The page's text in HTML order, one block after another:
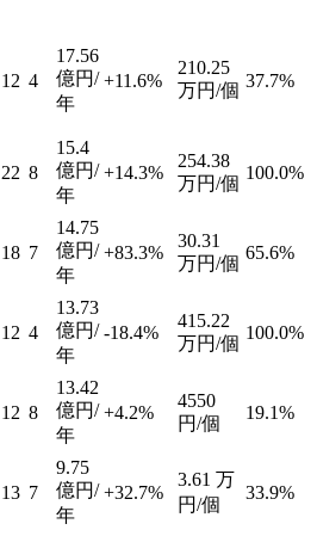
12 4
17.56
億円/
年
+11.6%
210.25
万円/個 37.7%
22 8
15.4
億円/
年
+14.3%
254.38
万円/個
100.0%
18 7
14.75
億円/
年
+83.3%
30.31
万円/個
65.6%
12 4
13.73
億円/
年
-18.4%
415.22
万円/個
100.0%
12 8
13.42
億円/
年
+4.2%
4550
円/個
19.1%
13 7
9.75
億円/
年
+32.7%
3.61 万
円/個
33.9%